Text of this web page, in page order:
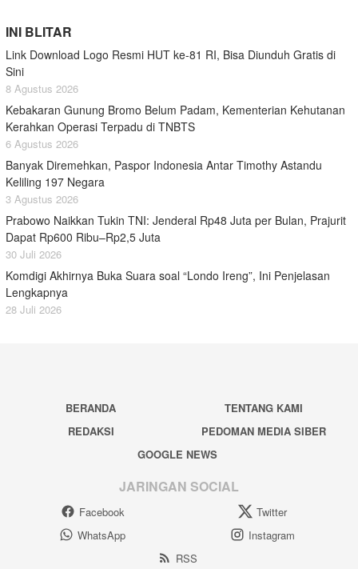
INI BLITAR
Link Download Logo Resmi HUT ke-81 RI, Bisa Diunduh Gratis di
Sini
8 Agustus 2026
Kebakaran Gunung Bromo Belum Padam, Kementerian Kehutanan
Kerahkan Operasi Terpadu di TNBTS
6 Agustus 2026
Banyak Diremehkan, Paspor Indonesia Antar Timothy Astandu
Keliling 197 Negara
3 Agustus 2026
Prabowo Naikkan Tukin TNI: Jenderal Rp48 Juta per Bulan, Prajurit
Dapat Rp600 Ribu–Rp2,5 Juta
30 Juli 2026
Komdigi Akhirnya Buka Suara soal “Londo Ireng”, Ini Penjelasan
Lengkapnya
28 Juli 2026
BERANDA
TENTANG KAMI
REDAKSI
PEDOMAN MEDIA SIBER
GOOGLE NEWS
JARINGAN SOCIAL
Facebook
Twitter
WhatsApp
Instagram
RSS